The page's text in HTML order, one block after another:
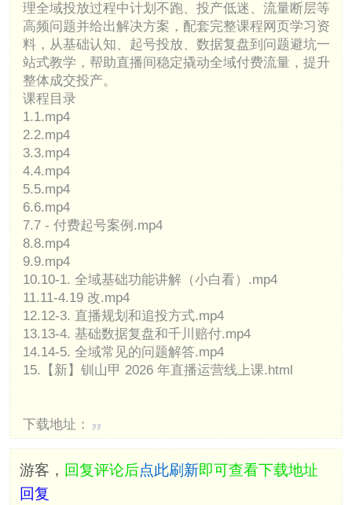
理全域投放过程中计划不跑、投产低迷、流量断层等
高频问题并给出解决方案，配套完整课程网页学习资
料，从基础认知、起号投放、数据复盘到问题避坑一
站式教学，帮助直播间稳定撬动全域付费流量，提升
整体成交投产。
课程目录
1.1.mp4
2.2.mp4
3.3.mp4
4.4.mp4
5.5.mp4
6.6.mp4
7.7 - 付费起号案例.mp4
8.8.mp4
9.9.mp4
10.10-1. 全域基础功能讲解（小白看）.mp4
11.11-4.19 改.mp4
12.12-3. 直播规划和追投方式.mp4
13.13-4. 基础数据复盘和千川赔付.mp4
14.14-5. 全域常见的问题解答.mp4
15.【新】钏山甲 2026 年直播运营线上课.html
下载地址：
游客， 回复评论后点此刷新即可查看下载地址
回复